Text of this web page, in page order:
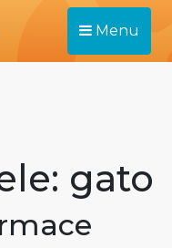
Menu
gato